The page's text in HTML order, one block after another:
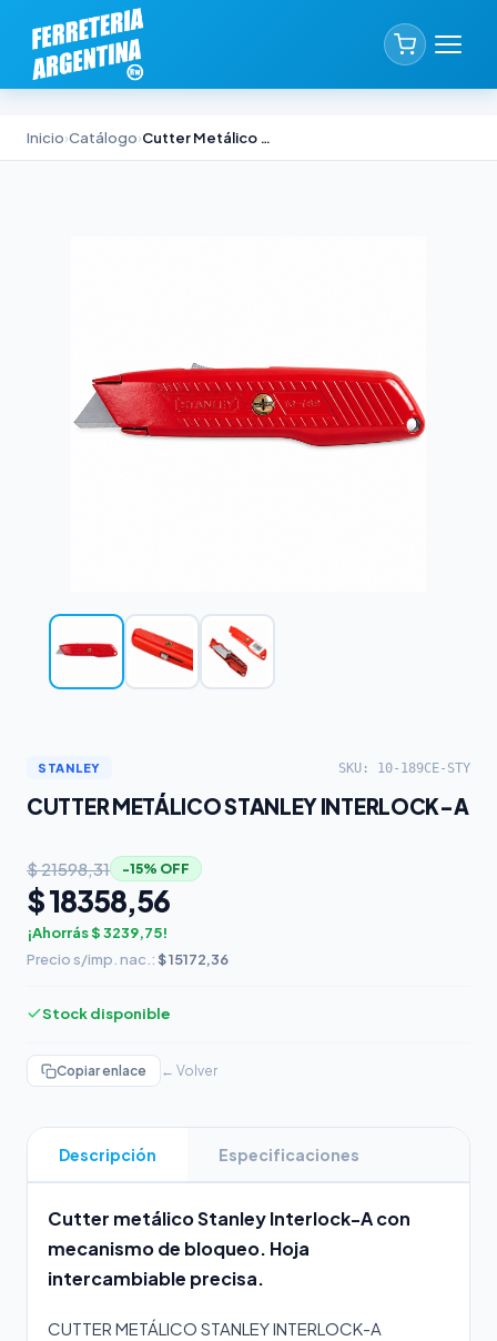
Inicio›Catálogo› Cutter Metálico Stanley Interlock-A
STANLEY SKU: 10-189CE-STY
CUTTER METÁLICO STANLEY INTERLOCK-A
$ 21598,31 −15% OFF
$ 18358,56
¡Ahorrás $ 3239,75!
Precio s/imp. nac.: $ 15172,36
Stock disponible
Copiar enlace ← Volver
Descripción Especificaciones
Cutter metálico Stanley Interlock-A con
mecanismo de bloqueo. Hoja
intercambiable precisa.
CUTTER METÁLICO STANLEY INTERLOCK-A